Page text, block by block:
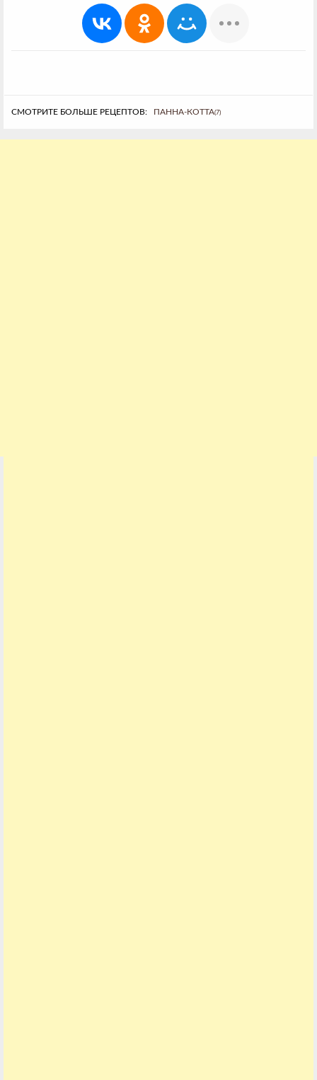
СМОТРИТЕ БОЛЬШЕ РЕЦЕПТОВ: ПАННА-КОТТА(7)